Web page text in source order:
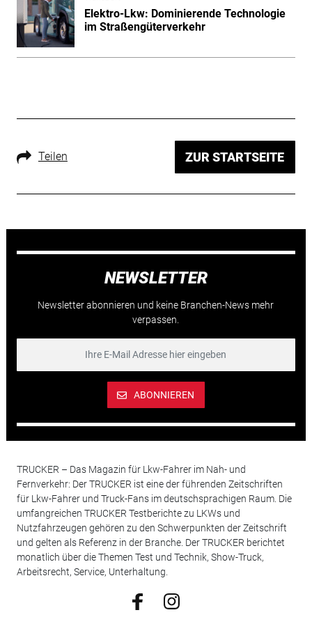
Elektro-Lkw: Dominierende Technologie
im Straßengüterverkehr
Teilen ZUR STARTSEITE
NEWSLETTER
Newsletter abonnieren und keine Branchen-News mehr
verpassen.
ABONNIEREN
TRUCKER – Das Magazin für Lkw-Fahrer im Nah- und
Fernverkehr: Der TRUCKER ist eine der führenden Zeitschriften
für Lkw-Fahrer und Truck-Fans im deutschsprachigen Raum. Die
umfangreichen TRUCKER Testberichte zu LKWs und
Nutzfahrzeugen gehören zu den Schwerpunkten der Zeitschrift
und gelten als Referenz in der Branche. Der TRUCKER berichtet
monatlich über die Themen Test und Technik, Show-Truck,
Arbeitsrecht, Service, Unterhaltung.